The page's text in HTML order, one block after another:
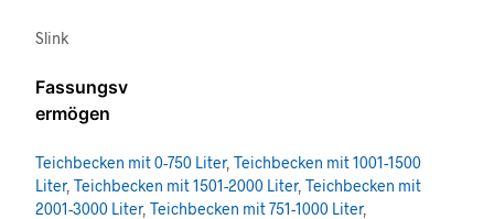
Slink
Fassungsv
ermögen
Teichbecken mit 0-750 Liter, Teichbecken mit 1001-1500
Liter, Teichbecken mit 1501-2000 Liter, Teichbecken mit
2001-3000 Liter, Teichbecken mit 751-1000 Liter,